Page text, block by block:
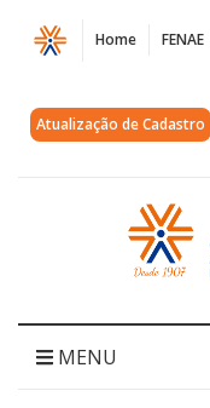
Página
Apcef/SP
responde
prática
Home FENAE
Atualização de Cadastro
Acessar
página
inicial
MENU